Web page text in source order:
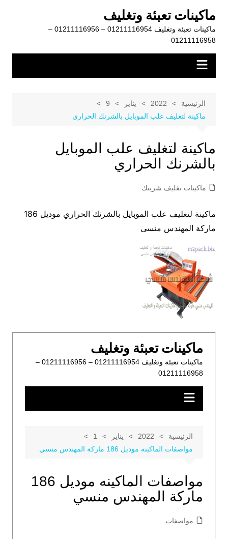
المحتوى
ماكينات تعبئة وتغليف
ماكينات تعبئة وتغليف 01211116954 – 01211116956 –
01211116958
الرئيسية 2022 يناير
9
ماكينة لتغليف علب الموبايل بالشرنك الحراري
ماكينة لتغليف علب الموبايل
بالشرنك الحراري
ماكينات تغليف شرينك
ماكينة لتغليف علب الموبايل بالشرنك الحراري موديل 186
ماركة المهندس منسى